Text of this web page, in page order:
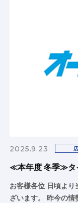
2025.9.23
≪本年度 冬季≫タ
お客様各位 日頃よ
ざいます。 昨今の情